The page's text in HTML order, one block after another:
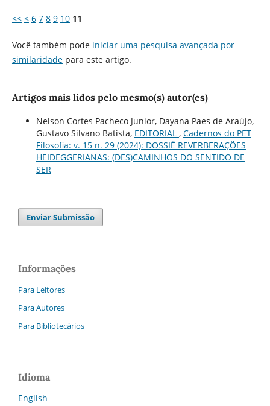
<< < 6 7 8 9 10 11
Você também pode iniciar uma pesquisa avançada por
similaridadepara este artigo.
Artigos mais lidos pelo mesmo(s) autor(es)
Nelson Cortes Pacheco Junior, Dayana Paes de Araújo,
Gustavo Silvano Batista, EDITORIAL , Cadernos do PET
Filosofia: v. 15 n. 29 (2024): DOSSIÊ REVERBERAÇÕES
HEIDEGGERIANAS: (DES)CAMINHOS DO SENTIDO DE
SER
Enviar Submissão
Informações
Para Leitores
Para Autores
Para Bibliotecários
Idioma
English